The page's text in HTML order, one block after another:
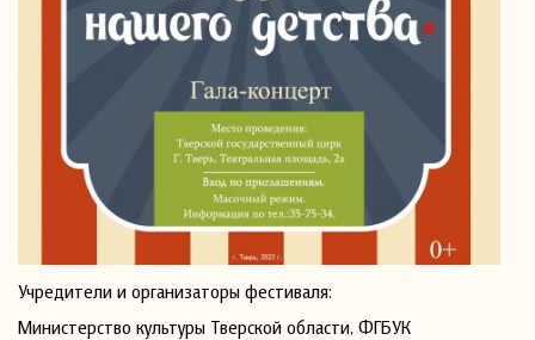
Учредители и организаторы фестиваля:
Министерство культуры Тверской области, ФГБУК